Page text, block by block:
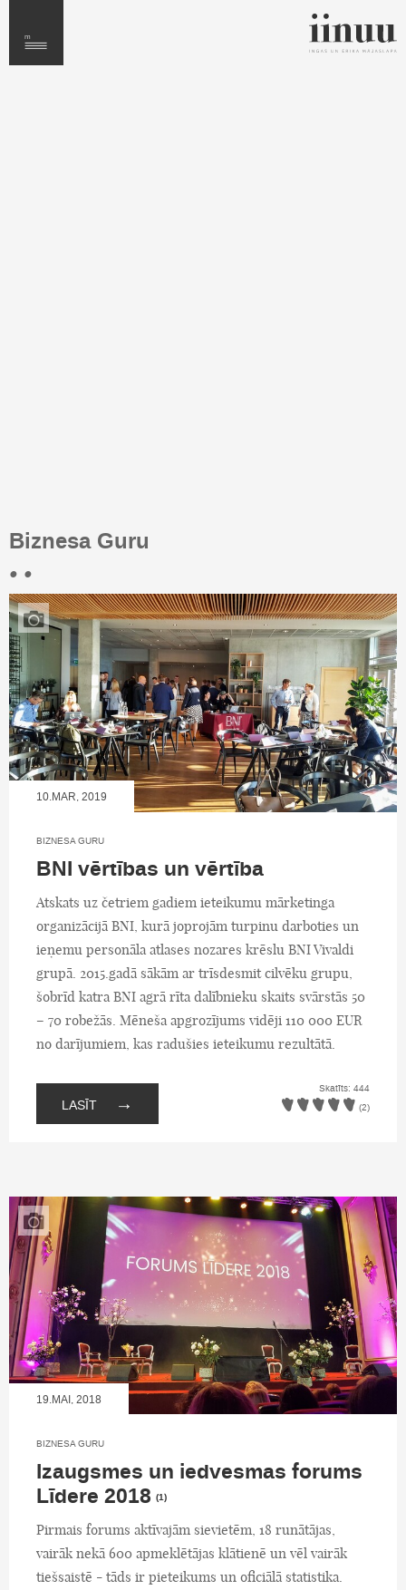
Biznesa Guru
• •
10.MAR, 2019
BIZNESA GURU
BNI vērtības un vērtība
Atskats uz četriem gadiem ieteikumu mārketinga
organizācijā BNI, kurā joprojām turpinu darboties un
ieņemu personāla atlases nozares krēslu BNI Vivaldi
grupā. 2015.gadā sākām ar trīsdesmit cilvēku grupu,
šobrīd katra BNI agrā rīta dalībnieku skaits svārstās 50
– 70 robežās. Mēneša apgrozījums vidēji 110 000 EUR
no darījumiem, kas radušies ieteikumu rezultātā.
LASĪT →
Skatīts: 444
(2)
19.MAI, 2018
BIZNESA GURU
Izaugsmes un iedvesmas forums
Līdere 2018 (1)
Pirmais forums aktīvajām sievietēm, 18 runātājas,
vairāk nekā 600 apmeklētājas klātienē un vēl vairāk
tiešsaistē - tāds ir pieteikums un oficiālā statistika.